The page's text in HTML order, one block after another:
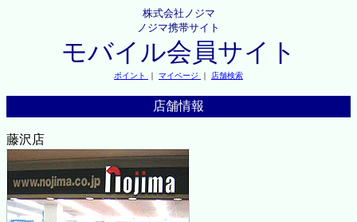
株式会社ノジマ
ノジマ携帯サイト
モバイル会員サイト
ポイント ｜ マイページ ｜ 店舗検索
店舗情報
藤沢店